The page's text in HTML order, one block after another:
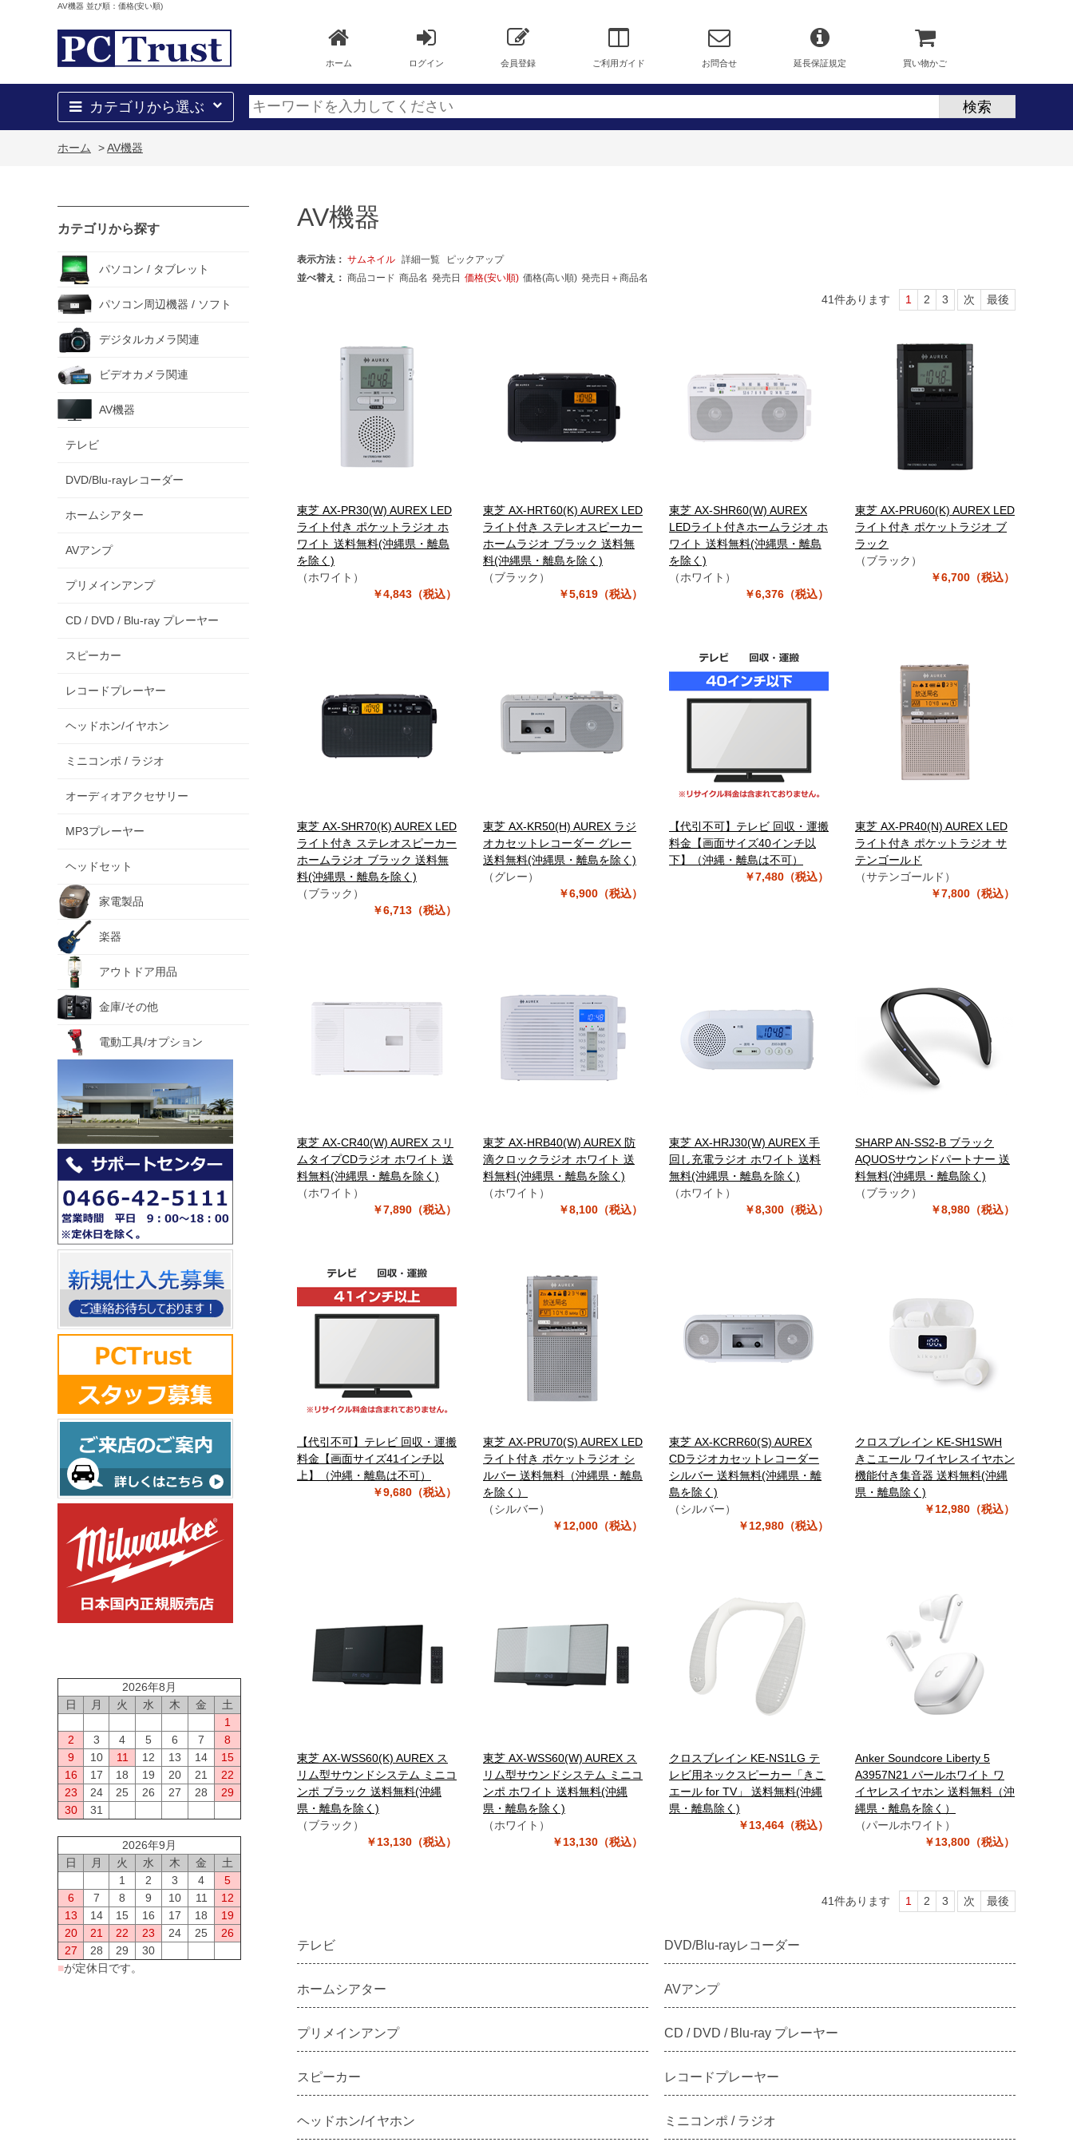
AV機器 並び順：価格(安い順)
ホーム ログイン 会員登録 ご利用ガイド お問合せ 延長保証規定 買い物かご
カテゴリから選ぶ
ホーム >AV機器
カテゴリから探す
パソコン / タブレット
パソコン周辺機器 / ソフト
デジタルカメラ関連
ビデオカメラ関連
AV機器
テレビ
DVD/Blu-rayレコーダー
ホームシアター
AVアンプ
プリメインアンプ
CD / DVD / Blu-ray プレーヤー
スピーカー
レコードプレーヤー
ヘッドホン/イヤホン
ミニコンポ / ラジオ
オーディオアクセサリー
MP3プレーヤー
ヘッドセット
家電製品
楽器
アウトドア用品
金庫/その他
電動工具/オプション
2026年8月
日
月 火 水 木 金
土
1
2
3 4 5 6 7
8
9
10 11 12 13 14
15
16
17 18 19 20 21
22
23
24 25 26 27 28
29
30
31
2026年9月
日
月 火 水 木 金
土
1
2 3 4
5
6
7 8 9 10 11
12
13
14 15 16 17 18
19
20
21 22 23 24 25
26
27
28 29
30
■が定休日です。
AV機器
表示方法： サムネイル 詳細一覧
ピックアップ
並べ替え： 商品コード 商品名 発売日 価格(安い順) 価格(高い順) 発売日＋商品名
41件あります 1 2 3 次 最後
東芝 AX-PR30(W) AUREX LED
ライト付き ポケットラジオ ホ
ワイト 送料無料(沖縄県・離島
を除く)
（ホワイト）
￥4,843（税込）
東芝 AX-HRT60(K) AUREX LED
ライト付き ステレオスピーカー
ホームラジオ ブラック 送料無
料(沖縄県・離島を除く)
（ブラック）
￥5,619（税込）
東芝 AX-SHR60(W) AUREX
LEDライト付きホームラジオ ホ
ワイト 送料無料(沖縄県・離島
を除く)
（ホワイト）
￥6,376（税込）
東芝 AX-PRU60(K) AUREX LED
ライト付き ポケットラジオ ブ
ラック
（ブラック）
￥6,700（税込）
東芝 AX-SHR70(K) AUREX LED
ライト付き ステレオスピーカー
ホームラジオ ブラック 送料無
料(沖縄県・離島を除く)
（ブラック）
￥6,713（税込）
東芝 AX-KR50(H) AUREX ラジ
オカセットレコーダー グレー
送料無料(沖縄県・離島を除く)
（グレー）
￥6,900（税込）
【代引不可】テレビ 回収・運搬
料金【画面サイズ40インチ以
下】（沖縄・離島は不可）
￥7,480（税込）
東芝 AX-PR40(N) AUREX LED
ライト付き ポケットラジオ サ
テンゴールド
（サテンゴールド）
￥7,800（税込）
東芝 AX-CR40(W) AUREX スリ
ムタイプCDラジオ ホワイト 送
料無料(沖縄県・離島を除く)
（ホワイト）
￥7,890（税込）
東芝 AX-HRB40(W) AUREX 防
滴クロックラジオ ホワイト 送
料無料(沖縄県・離島を除く)
（ホワイト）
￥8,100（税込）
東芝 AX-HRJ30(W) AUREX 手
回し充電ラジオ ホワイト 送料
無料(沖縄県・離島を除く)
（ホワイト）
￥8,300（税込）
SHARP AN-SS2-B ブラック
AQUOSサウンドパートナー 送
料無料(沖縄県・離島除く)
（ブラック）
￥8,980（税込）
【代引不可】テレビ 回収・運搬
料金【画面サイズ41インチ以
上】（沖縄・離島は不可）
￥9,680（税込）
東芝 AX-PRU70(S) AUREX LED
ライト付き ポケットラジオ シ
ルバー 送料無料（沖縄県・離島
を除く）
（シルバー）
￥12,000（税込）
東芝 AX-KCRR60(S) AUREX
CDラジオカセットレコーダー
シルバー 送料無料(沖縄県・離
島を除く)
（シルバー）
￥12,980（税込）
クロスブレイン KE-SH1SWH
きこエール ワイヤレスイヤホン
機能付き集音器 送料無料(沖縄
県・離島除く)
￥12,980（税込）
東芝 AX-WSS60(K) AUREX ス
リム型サウンドシステム ミニコ
ンポ ブラック 送料無料(沖縄
県・離島を除く)
（ブラック）
￥13,130（税込）
東芝 AX-WSS60(W) AUREX ス
リム型サウンドシステム ミニコ
ンポ ホワイト 送料無料(沖縄
県・離島を除く)
（ホワイト）
￥13,130（税込）
クロスブレイン KE-NS1LG テ
レビ用ネックスピーカー「きこ
エール for TV」 送料無料(沖縄
県・離島除く)
￥13,464（税込）
Anker Soundcore Liberty 5
A3957N21 パールホワイト ワ
イヤレスイヤホン 送料無料（沖
縄県・離島を除く）
（パールホワイト）
￥13,800（税込）
41件あります 1 2 3 次 最後
テレビ DVD/Blu-rayレコーダー
ホームシアター AVアンプ
プリメインアンプ CD / DVD / Blu-ray プレーヤー
スピーカー レコードプレーヤー
ヘッドホン/イヤホン ミニコンポ / ラジオ